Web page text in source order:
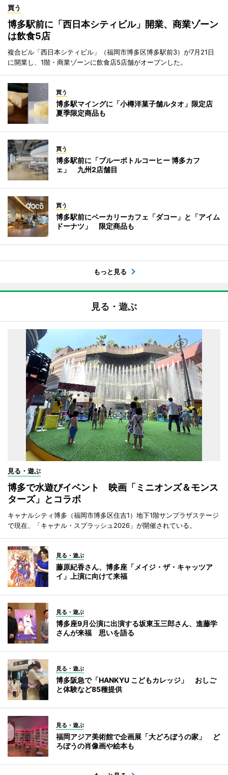
買う
博多駅前に「西日本シティビル」開業、商業ゾーン
は飲食5店
複合ビル「西日本シティビル」（福岡市博多区博多駅前3）が7月21日
に開業し、1階・商業ゾーンに飲食店5店舗がオープンした。
買う
博多駅マイングに「小樽洋菓子舗ルタオ」限定店
夏季限定商品も
買う
博多駅前に「ブルーボトルコーヒー 博多カフ
ェ」 九州2店舗目
買う
博多駅前にベーカリーカフェ「ダコー」と「アイム
ドーナツ」 限定商品も
もっと見る
見る・遊ぶ
見る・遊ぶ
博多で水遊びイベント 映画「ミニオンズ＆モンス
ターズ」とコラボ
キャナルシティ博多（福岡市博多区住吉1）地下1階サンプラザステージ
で現在、「キャナル・スプラッシュ2026」が開催されている。
見る・遊ぶ
藤原紀香さん、博多座「メイジ・ザ・キャッツア
イ」上演に向けて来福
見る・遊ぶ
博多座9月公演に出演する坂東玉三郎さん、進藤学
さんが来福 思いを語る
見る・遊ぶ
博多阪急で「HANKYU こどもカレッジ」 おしご
と体験など85種提供
見る・遊ぶ
福岡アジア美術館で企画展「大どろぼうの家」 ど
ろぼうの肖像画や絵本も